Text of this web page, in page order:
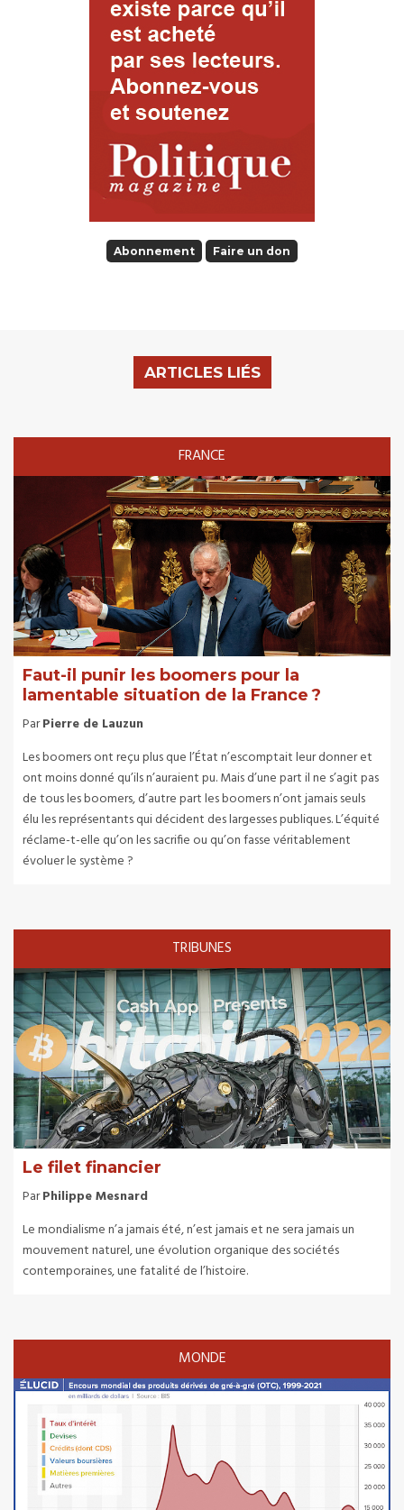
Abonnement Faire un don
ARTICLES LIÉS
FRANCE
Faut-il punir les boomers pour la
lamentable situation de la France ?
ParPierre de Lauzun
Les boomers ont reçu plus que l’État n’escomptait leur donner et
ont moins donné qu’ils n’auraient pu. Mais d’une part il ne s’agit pas
de tous les boomers, d’autre part les boomers n’ont jamais seuls
élu les représentants qui décident des largesses publiques. L’équité
réclame-t-elle qu’on les sacrifie ou qu’on fasse véritablement
évoluer le système ?
TRIBUNES
Le filet financier
ParPhilippe Mesnard
Le mondialisme n’a jamais été, n’est jamais et ne sera jamais un
mouvement naturel, une évolution organique des sociétés
contemporaines, une fatalité de l’histoire.
MONDE